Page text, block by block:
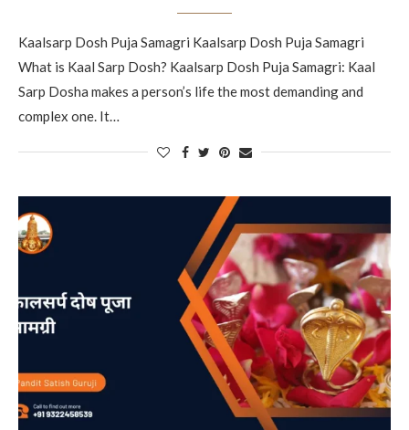
Kaalsarp Dosh Puja Samagri Kaalsarp Dosh Puja Samagri
What is Kaal Sarp Dosh? Kaalsarp Dosh Puja Samagri: Kaal
Sarp Dosha makes a person’s life the most demanding and
complex one. It…